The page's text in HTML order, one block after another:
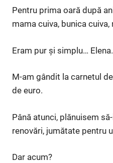
Pentru prima oară după
mama cuiva, bunica
Eram pur și simplu… Elena.
M-am gândit la carnetul
de euro.
Până atunci, plănuisem
renovări, jumătate pentru
Dar acum?